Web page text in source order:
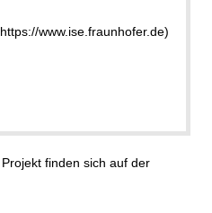
www.ise.fraunhofer.de)
finden sich auf der